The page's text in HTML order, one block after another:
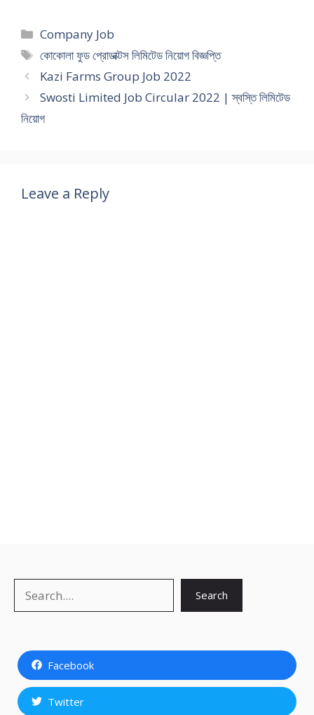
Categories
Company Job
Tags
কোকোলা ফুড প্রোডাক্টস লিমিটেড নিয়োগ বিজ্ঞপ্তি
Kazi Farms Group Job 2022
Swosti Limited Job Circular 2022 | স্বস্তি লিমিটেড
নিয়োগ
Leave a Reply
Search
Facebook
Twitter